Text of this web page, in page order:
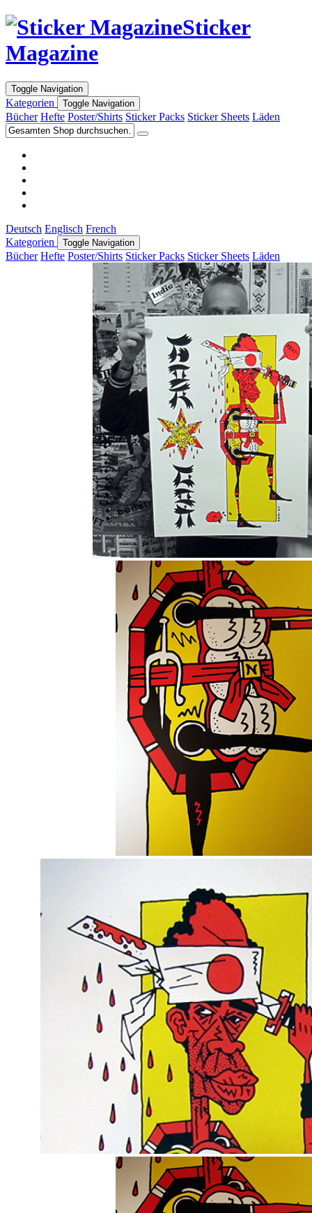
Sticker
Magazine
Toggle Navigation
Kategorien Toggle Navigation
Bücher Hefte Poster/Shirts Sticker Packs Sticker Sheets Läden
Deutsch Englisch French
Kategorien
Toggle Navigation
Bücher Hefte Poster/Shirts Sticker Packs Sticker Sheets Läden